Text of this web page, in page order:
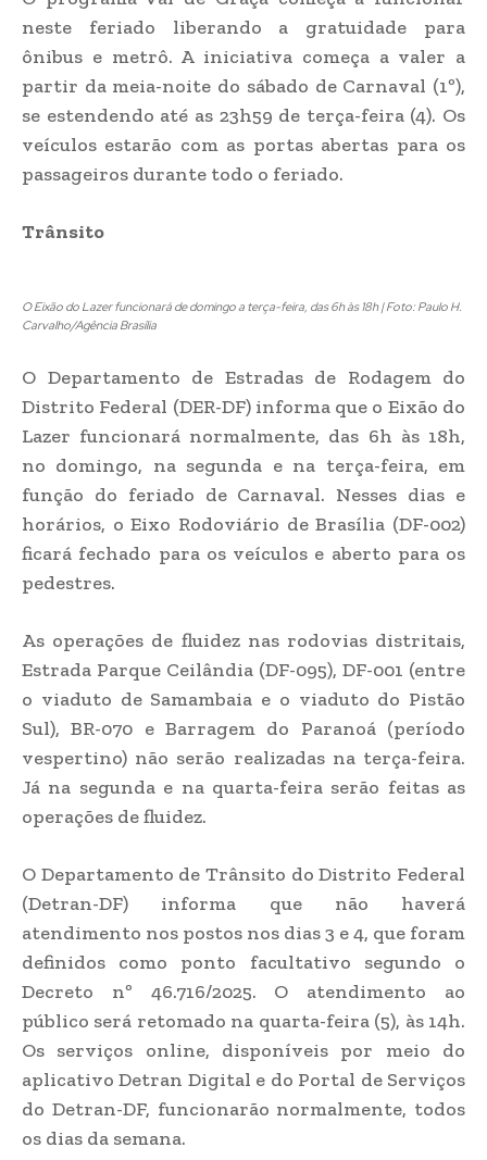
neste feriado liberando a gratuidade para
ônibus e metrô. A iniciativa começa a valer a
partir da meia-noite do sábado de Carnaval (1º),
se estendendo até as 23h59 de terça-feira (4). Os
veículos estarão com as portas abertas para os
passageiros durante todo o feriado.
Trânsito
O Eixão do Lazer funcionará de domingo a terça-feira, das 6h às 18h | Foto: Paulo H.
Carvalho/Agência Brasília
O Departamento de Estradas de Rodagem do
Distrito Federal (DER-DF) informa que o Eixão do
Lazer funcionará normalmente, das 6h às 18h,
no domingo, na segunda e na terça-feira, em
função do feriado de Carnaval. Nesses dias e
horários, o Eixo Rodoviário de Brasília (DF-002)
ficará fechado para os veículos e aberto para os
pedestres.
As operações de fluidez nas rodovias distritais,
Estrada Parque Ceilândia (DF-095), DF-001 (entre
o viaduto de Samambaia e o viaduto do Pistão
Sul), BR-070 e Barragem do Paranoá (período
vespertino) não serão realizadas na terça-feira.
Já na segunda e na quarta-feira serão feitas as
operações de fluidez.
O Departamento de Trânsito do Distrito Federal
(Detran-DF) informa que não haverá
atendimento nos postos nos dias 3 e 4, que foram
definidos como ponto facultativo segundo o
Decreto nº 46.716/2025. O atendimento ao
público será retomado na quarta-feira (5), às 14h.
Os serviços online, disponíveis por meio do
aplicativo Detran Digital e do Portal de Serviços
do Detran-DF, funcionarão normalmente, todos
os dias da semana.